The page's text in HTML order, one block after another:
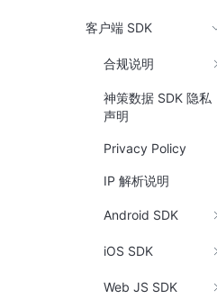
客户端 SDK
合规说明
神策数据 SDK 隐私
声明
Privacy Policy
IP 解析说明
Android SDK
iOS SDK
Web JS SDK